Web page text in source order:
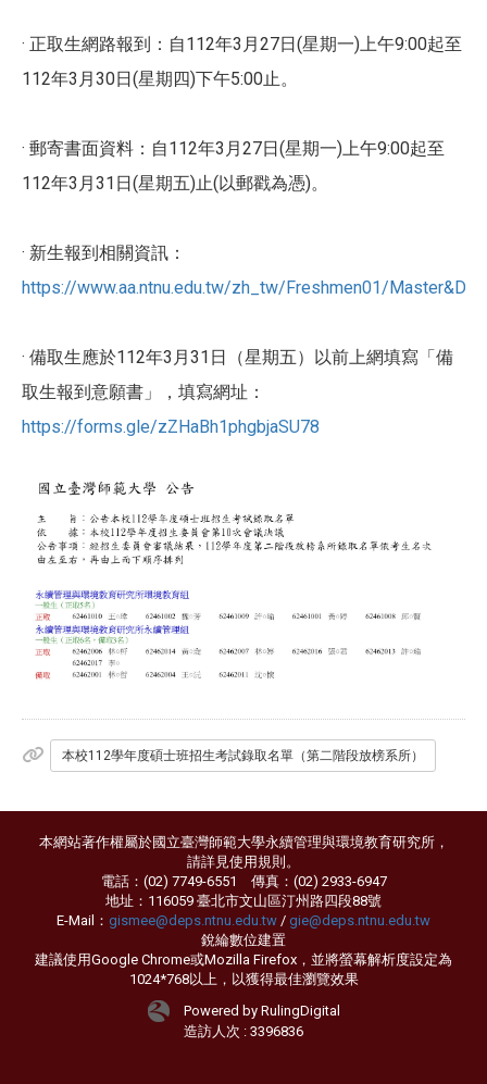
· 正取生網路報到：自112年3月27日(星期一)上午9:00起至
112年3月30日(星期四)下午5:00止。
· 郵寄書面資料：自112年3月27日(星期一)上午9:00起至
112年3月31日(星期五)止(以郵戳為憑)。
· 新生報到相關資訊：
https://www.aa.ntnu.edu.tw/zh_tw/Freshmen01/
· 備取生應於112年3月31日（星期五）以前上網填寫「備
取生報到意願書」，填寫網址：
https://forms.gle/zZHaBh1phgbjaSU78
本校112學年度碩士班招生考試錄取名單（第二階段放榜系所）
本網站著作權屬於國立臺灣師範大學永續管理與環境教育研究所，
請詳見使用規則 。
電話：(02) 7749-6551 傳真：(02) 2933-6947
地址：116059 臺北市文山區汀州路四段88號
E-Mail： gismee@deps.ntnu.edu.tw / gie@deps.ntnu.edu.tw
銳綸數位建置
建議使用Google Chrome或Mozilla Firefox，並將螢幕解析度設定為
1024*768以上，以獲得最佳瀏覽效果
Powered by RulingDigital
造訪人次 : 3396836